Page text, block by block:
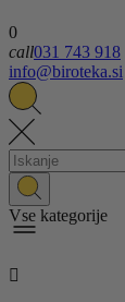
0
call031 743 918
info@biroteka.si
Vse kategorije
